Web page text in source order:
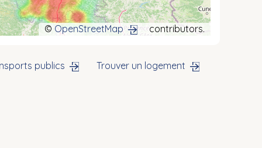
© OpenStreetMap contributors.
publics Trouver un logement